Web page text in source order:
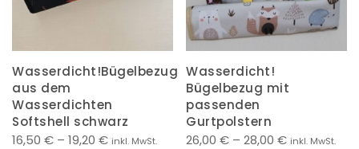
Wasserdicht!Bügelbezug
aus dem
Wasserdichten
Softshell schwarz
16,50 € – 19,20 € inkl. MwSt.
Wasserdicht!
Bügelbezug mit
passenden
Gurtpolstern
26,00 € – 28,00 € inkl. MwSt.